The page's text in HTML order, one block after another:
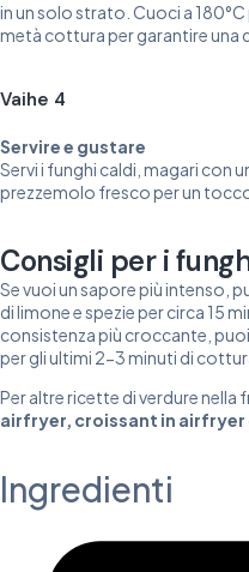
in un solo strato. Cuoci a
metà cottura per garantire una
Vaihe 4
Servire e gustare
Servi i funghi caldi, magari con
prezzemolo fresco per un tocco
Consigli per i
Se vuoi un sapore più intenso,
di limone e spezie per circa 15
consistenza più croccante,
per gli ultimi 2-3 minuti di
Per altre ricette di verdure nella
airfryer, croissant in airfryer
Ingredienti